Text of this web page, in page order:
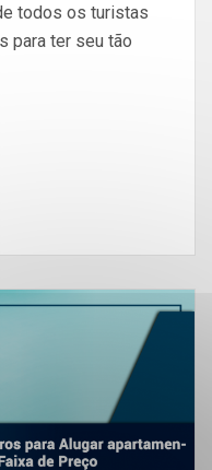
todos os turistas
para ter seu tão